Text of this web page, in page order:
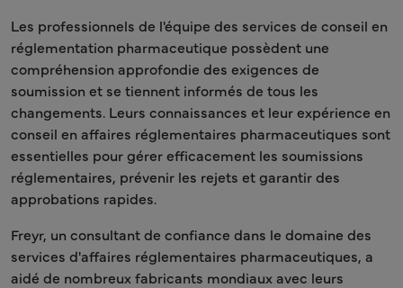
Les professionnels de l'équipe des services de conseil en
réglementation pharmaceutique possèdent une
compréhension approfondie des exigences de
soumission et se tiennent informés de tous les
changements. Leurs connaissances et leur expérience en
conseil en affaires réglementaires pharmaceutiques sont
essentielles pour gérer efficacement les soumissions
réglementaires, prévenir les rejets et garantir des
approbations rapides.
Freyr, un consultant de confiance dans le domaine des
services d'affaires réglementaires pharmaceutiques, a
aidé de nombreux fabricants mondiaux avec leurs